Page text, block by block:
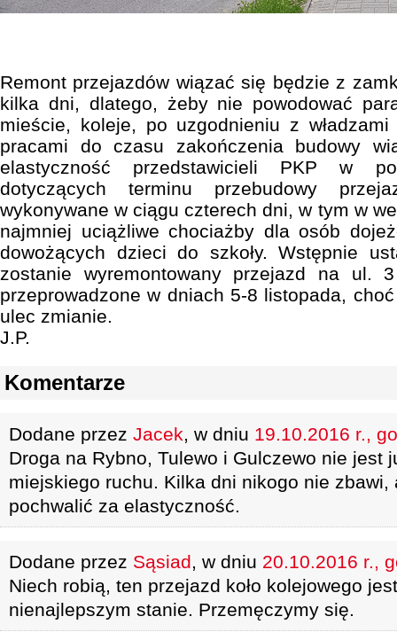
Remont przejazdów wiązać się będzie z
kilka dni, dlatego, żeby nie powodować
mieście, koleje, po uzgodnieniu z
pracami do czasu zakończenia budowy
elastyczność przedstawicieli PKP w
dotyczących terminu przebudowy
wykonywane w ciągu czterech dni, w tym w
najmniej uciążliwe chociażby dla osób
dowożących dzieci do szkoły. Wstępnie
zostanie wyremontowany przejazd na ul.
przeprowadzone w dniach 5-8 listopada,
ulec zmianie.
J.P.
Komentarze
Dodane przez Jacek, w dniu 19.10.2016 r.,
Droga na Rybno, Tulewo i Gulczewo nie jest
miejskiego ruchu. Kilka dni nikogo nie zbawi,
pochwalić za elastyczność.
Dodane przez Sąsiad, w dniu 20.10.2016 r.,
Niech robią, ten przejazd koło kolejowego
nienajlepszym stanie. Przemęczymy się.